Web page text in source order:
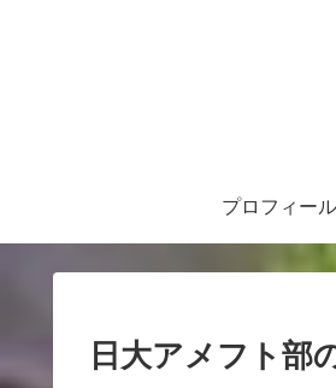
プロフィール
日大アメフト部